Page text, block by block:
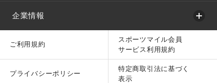
企業情報
ご利用規約
スポーツマイル会員
サービス利用規約
プライバシーポリシー
特定商取引法に基づく
表示